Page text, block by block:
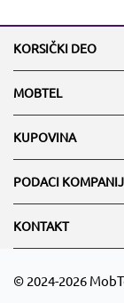
KORSIČKI DEO
MOBTEL
KUPOVINA
PODACI
KONTAKT
© 2024-2026